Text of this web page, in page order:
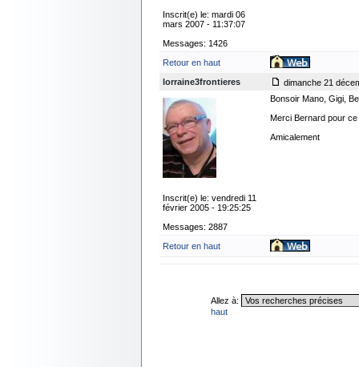
Inscrit(e) le: mardi 06
mars 2007 - 11:37:07
Messages: 1426
Retour en haut
lorraine3frontieres
dimanche 21
Inscrit(e) le: vendredi 11
février 2005 - 19:25:25
Messages: 2887
Bonsoir Mano, Gigi,
Merci Bernard pour
Amicalement
Retour en haut
Allez à:
haut